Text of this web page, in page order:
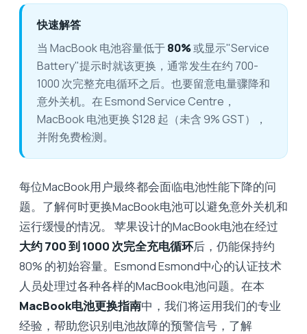
快速解答
当 MacBook 电池容量低于80%或显示"Service
Battery"提示时就该更换，通常发生在约 700-
1000 次完整充电循环之后。也要留意电量骤降和
意外关机。在 Esmond Service Centre，
MacBook 电池更换 $128 起（未含 9% GST），
并附免费检测。
每位MacBook用户最终都会面临电池性能下降的问
题。了解何时更换MacBook电池可以避免意外关机和
运行缓慢的情况。 苹果设计的MacBook电池在经过
大约 700 到 1000 次完全充电循环后，仍能保持约
80% 的初始容量。Esmond Esmond中心的认证技术
人员处理过各种各样的MacBook电池问题。在本
MacBook电池更换指南中，我们将运用我们的专业
经验，帮助您识别电池故障的预警信号，了解